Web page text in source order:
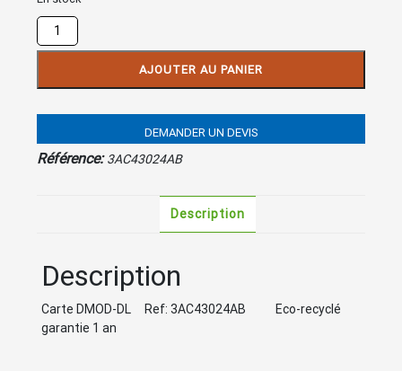
quantité
de
AJOUTER AU PANIER
DEMANDER UN DEVIS
Référence:3AC43024AB
Description
Description
Carte DMOD-DL Ref: 3AC43024AB Eco-recyclé
garantie 1 an